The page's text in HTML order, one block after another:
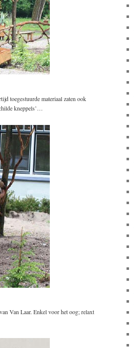
toegestuurde materiaal zaten ook
kneppels’…
Van Laar. Enkel voor het oog; relaxt